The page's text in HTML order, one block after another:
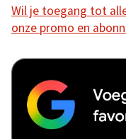
Wil je toegang tot
onze promo en